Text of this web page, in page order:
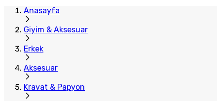
Anasayfa
Giyim & Aksesuar
Erkek
Aksesuar
Kravat & Papyon